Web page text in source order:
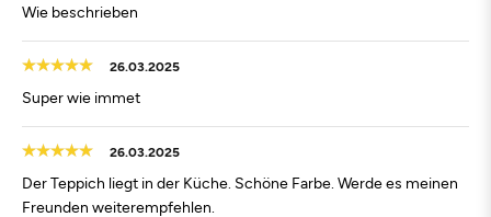
Wie beschrieben
26.03.2025
Super wie immet
26.03.2025
Der Teppich liegt in der Küche. Schöne Farbe. Werde es meinen
Freunden weiterempfehlen.